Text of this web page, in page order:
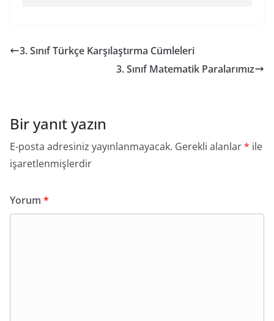
3. Sınıf Türkçe Karşılaştırma Cümleleri
3. Sınıf Matematik Paralarımız
Bir yanıt yazın
E-posta adresiniz yayınlanmayacak. Gerekli alanlar* ile
işaretlenmişlerdir
Yorum *